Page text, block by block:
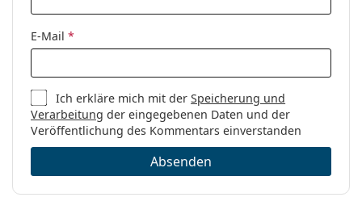
E-Mail *
Ich erkläre mich mit derSpeicherung und
Verarbeitung der eingegebenen Daten und der
Veröffentlichung des Kommentars einverstanden
Absenden